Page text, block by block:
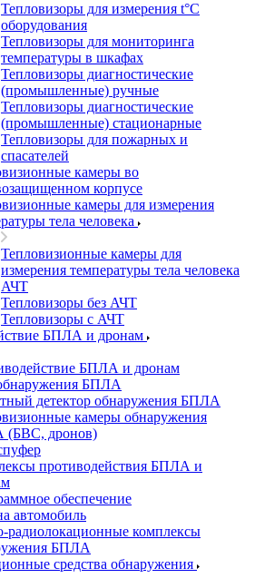
Тепловизоры для измерения t°С
оборудования
Тепловизоры для мониторинга
температуры в шкафах
Тепловизоры диагностические
(промышленные) ручные
Тепловизоры диагностические
(промышленные) стационарные
Тепловизоры для пожарных и
спасателей
камеры во
корпусе
камеры для измерения
тела человека
Тепловизионные камеры для
измерения температуры тела человека
АЧТ
Тепловизоры без АЧТ
Тепловизоры с АЧТ
БПЛА и дронам
БПЛА и дронам
БПЛА
детектор обнаружения БПЛА
камеры обнаружения
дронов)
противодействия БПЛА и
обеспечение
автомобиль
радиолокационные комплексы
БПЛА
средства обнаружения